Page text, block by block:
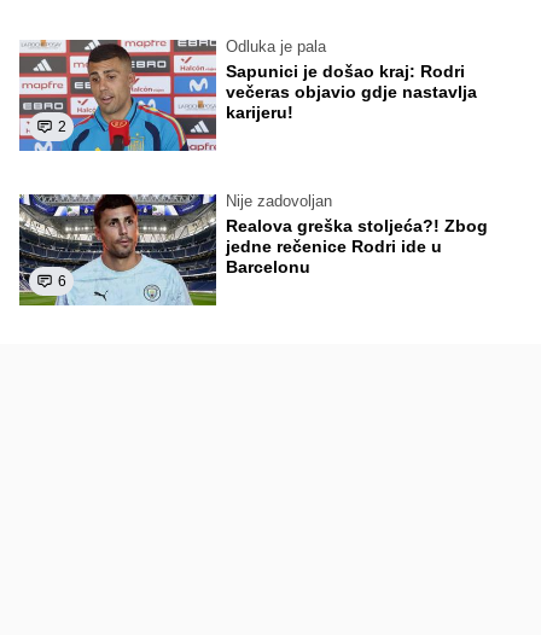
2
Odluka je pala
Sapunici je došao kraj: Rodri
večeras objavio gdje nastavlja
karijeru!
6
Nije zadovoljan
Realova greška stoljeća?! Zbog
jedne rečenice Rodri ide u
Barcelonu